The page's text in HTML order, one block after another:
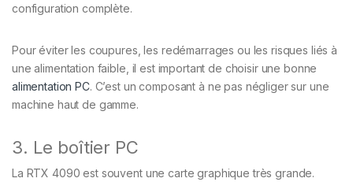
configuration complète.
Pour éviter les coupures, les redémarrages ou les risques liés à
une alimentation faible, il est important de choisir une bonne
alimentation PC. C’est un composant à ne pas négliger sur une
machine haut de gamme.
3. Le boîtier PC
La RTX 4090 est souvent une carte graphique très grande.